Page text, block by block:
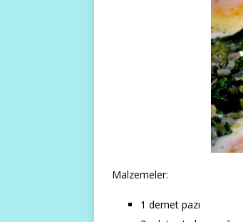
Malzemeler:
1 demet pazı